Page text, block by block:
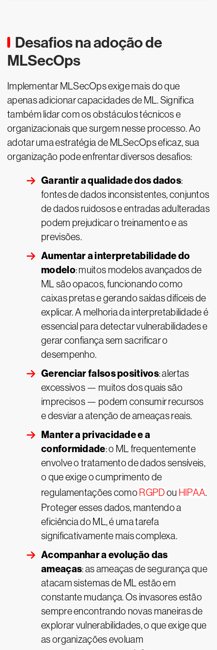
Desafios na adoção de
MLSecOps
Implementar MLSecOps exige mais do que
apenas adicionar capacidades de ML. Significa
também lidar com os obstáculos técnicos e
organizacionais que surgem nesse processo. Ao
adotar uma estratégia de MLSecOps eficaz, sua
organização pode enfrentar diversos desafios:
Garantir a qualidade dos dados:
fontes de dados inconsistentes, conjuntos
de dados ruidosos e entradas adulteradas
podem prejudicar o treinamento e as
previsões.
Aumentar a interpretabilidade do
modelo: muitos modelos avançados de
ML são opacos, funcionando como
caixas pretas e gerando saídas difíceis de
explicar. A melhoria da interpretabilidade é
essencial para detectar vulnerabilidades e
gerar confiança sem sacrificar o
desempenho.
Gerenciar falsos positivos: alertas
excessivos — muitos dos quais são
imprecisos — podem consumir recursos
e desviar a atenção de ameaças reais.
Manter a privacidade e a
conformidade: o ML frequentemente
envolve o tratamento de dados sensíveis,
o que exige o cumprimento de
regulamentações como RGPDou HIPAA.
Proteger esses dados, mantendo a
eficiência do ML, é uma tarefa
significativamente mais complexa.
Acompanhar a evolução das
ameaças: as ameaças de segurança que
atacam sistemas de ML estão em
constante mudança. Os invasores estão
sempre encontrando novas maneiras de
explorar vulnerabilidades, o que exige que
as organizações evoluam